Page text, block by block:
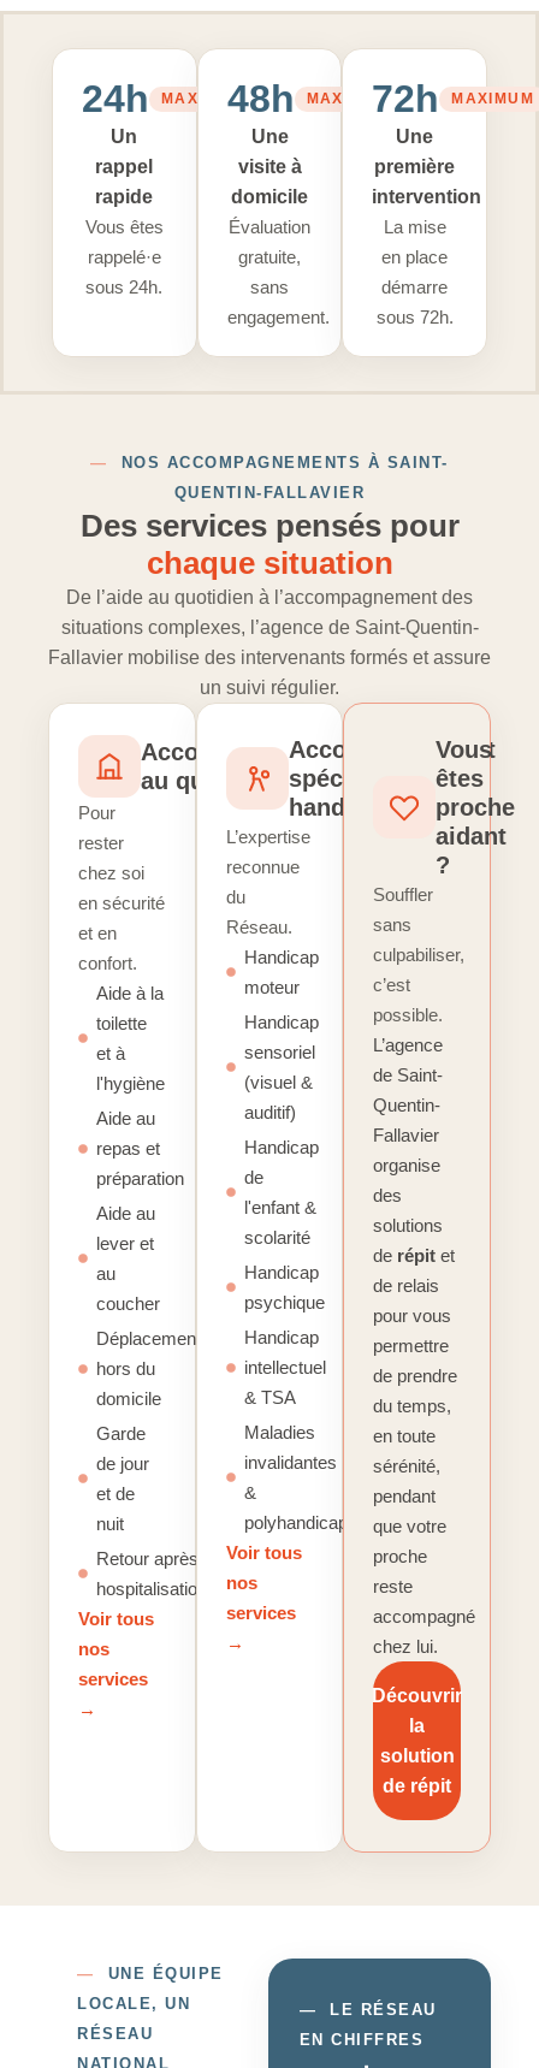
24h MAXIMUM
Un
rappel
rapide
Vous êtes
rappelé·e
sous 24h.
48h MAXIMUM
Une
visite à
domicile
Évaluation
gratuite,
sans
engagement.
72h MAXIMUM
Une
première
intervention
La mise
en place
démarre
sous 72h.
—
NOS ACCOMPAGNEMENTS À SAINT-
QUENTIN-FALLAVIER
Des services pensés pour
chaque situation
De l’aide au quotidien à l’accompagnement des
situations complexes, l’agence de Saint-Quentin-
Fallavier mobilise des intervenants formés et assure
un suivi régulier.
Accompagnement
au quotidien
Pour
rester
chez soi
en sécurité
et en
confort.
Aide à la
toilette
et à
l'hygiène
Aide au
repas et
préparation
Aide au
lever et
au
coucher
Déplacements
hors du
domicile
Garde
de jour
et de
nuit
Retour après
hospitalisation
Voir tous
nos
services
→
Accompagnement
spécialisé
handicap
L’expertise
reconnue
du
Réseau.
Handicap
moteur
Handicap
sensoriel
(visuel &
auditif)
Handicap
de
l'enfant &
scolarité
Handicap
psychique
Handicap
intellectuel
& TSA
Maladies
invalidantes
&
polyhandicap
Voir tous
nos
services
→
Vous
êtes
proche
aidant
?
Souffler
sans
culpabiliser,
c’est
possible.
L’agence
de Saint-
Quentin-
Fallavier
organise
des
solutions
de répit et
de relais
pour vous
permettre
de prendre
du temps,
en toute
sérénité,
pendant
que votre
proche
reste
accompagné
chez lui.
Découvrir
la
solution
de répit
— UNE ÉQUIPE
LOCALE, UN
RÉSEAU
NATIONAL
— LE RÉSEAU
EN CHIFFRES